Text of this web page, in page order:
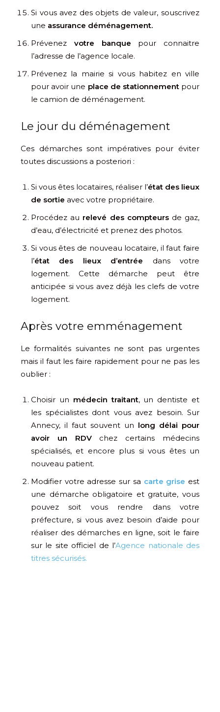
Si vous avez des objets de valeur, souscrivez
une assurance déménagement.
Prévenez votre banque pour connaitre
l’adresse de l’agence locale.
Prévenez la mairie si vous habitez en ville
pour avoir une place de stationnementpour
le camion de déménagement.
Le jour du déménagement
Ces démarches sont impératives pour éviter
toutes discussions a posteriori :
Si vous êtes locataires, réaliser l’état des lieux
de sortie avec votre propriétaire.
Procédez au relevé des compteursde gaz,
d’eau, d’électricité et prenez des photos.
Si vous êtes de nouveau locataire, il faut faire
l’état des lieux d’entrée dans votre
logement. Cette démarche peut être
anticipée si vous avez déjà les clefs de votre
logement.
Après votre emménagement
Le formalités suivantes ne sont pas urgentes
mais il faut les faire rapidement pour ne pas les
oublier :
Choisir un médecin traitant, un dentiste et
les spécialistes dont vous avez besoin. Sur
Annecy, il faut souvent un long délai pour
avoir un RDVchez certains médecins
spécialisés, et encore plus si vous êtes un
nouveau patient.
Modifier votre adresse sur sa carte grise est
une démarche obligatoire et gratuite, vous
pouvez soit vous rendre dans votre
préfecture, si vous avez besoin d’aide pour
réaliser des démarches en ligne, soit le faire
sur le site officiel de l’Agence nationale des
titres sécurisés.